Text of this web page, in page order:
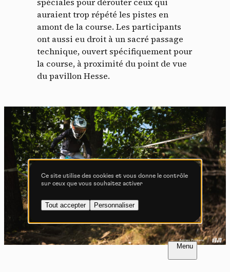
FR NL
auraient trop répété les pistes en
amont de la course. Les participants
ont aussi eu droit à un sacré passage
technique, ouvert spécifiquement pour
la course, à proximité du point de vue
du pavillon Hesse.
nécessaires à leur bon fonctionnement.
Politique de confidentialité
Les services de partage de vidéo permettent d'enrichir
le site de contenu multimédia et augmentent sa
visibilité.
Vimeo interdit -Ce service peut déposer
Autoriser Interdire
YouTube interdit -
déposer 4 cookies.
Autoriser Interdire
Ce site utilise des cookies et vous donne le contrôle
sur ceux que vous souhaitez activer
Tout accepter Personnaliser